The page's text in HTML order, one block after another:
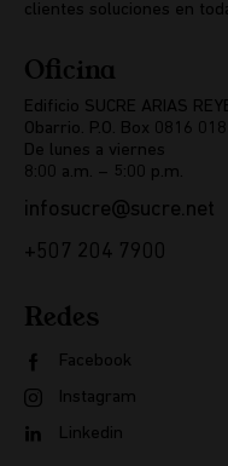
clientes soluciones en
Oficina
Edificio SUCRE ARIAS
Obarrio. P.O. Box 0816
De lunes a viernes
8:00 a.m. – 5:00 p.m.
infosucre@sucre.net
+507 204 7900
Redes
Facebook
Instagram
Linkedin